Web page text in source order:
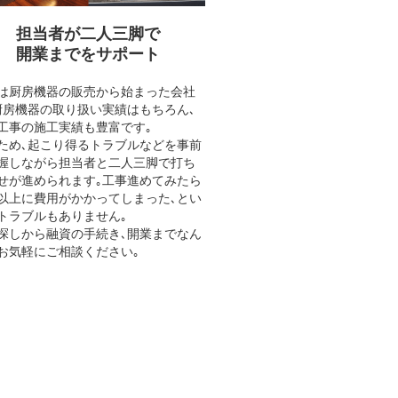
担当者が二人三脚で
開業までをサポート
厨房機器の販売から始まった会社
機器の取り扱い実績はもちろん､
事の施工実績も豊富です｡
め､起こり得るトラブルなどを事前
しながら担当者と二人三脚で打ち
が進められます｡工事進めてみたら
上に費用がかかってしまった､とい
ラブルもありません｡
しから融資の手続き､開業までなん
気軽にご相談ください｡